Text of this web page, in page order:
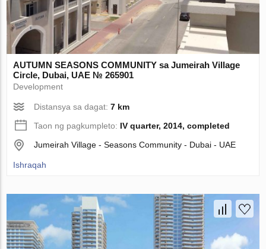
AUTUMN SEASONS COMMUNITY sa Jumeirah Village
Circle, Dubai, UAE № 265901
Development
Distansya sa dagat:7 km
Taon ng pagkumpleto: IV quarter, 2014, completed
Jumeirah Village - Seasons Community - Dubai - UAE
Ishraqah